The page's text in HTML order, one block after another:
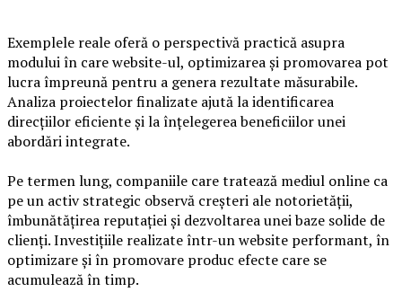
Exemplele reale oferă o perspectivă practică asupra
modului în care website-ul, optimizarea și promovarea pot
lucra împreună pentru a genera rezultate măsurabile.
Analiza proiectelor finalizate ajută la identificarea
direcțiilor eficiente și la înțelegerea beneficiilor unei
abordări integrate.
Pe termen lung, companiile care tratează mediul online ca
pe un activ strategic observă creșteri ale notorietății,
îmbunătățirea reputației și dezvoltarea unei baze solide de
clienți. Investițiile realizate într-un website performant, în
optimizare și în promovare produc efecte care se
acumulează în timp.